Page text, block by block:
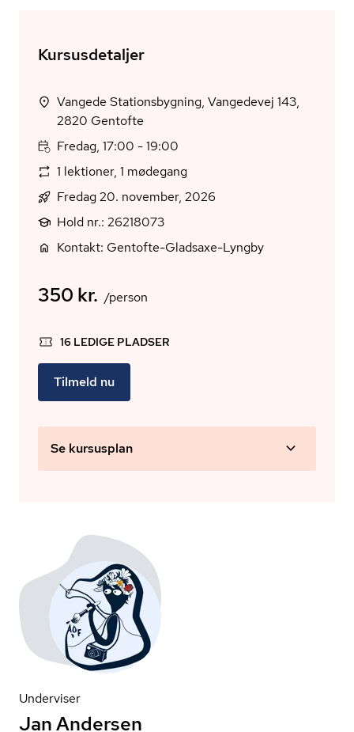
Kursusdetaljer
Vangede Stationsbygning, Vangedevej 143,
2820 Gentofte
Fredag, 17:00 - 19:00
1 lektioner, 1 mødegang
Fredag 20. november, 2026
Hold nr.: 26218073
Kontakt: Gentofte-Gladsaxe-Lyngby
350 kr. /person
16 LEDIGE PLADSER
Tilmeld nu
Se kursusplan
Underviser
Jan Andersen